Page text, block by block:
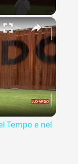
×
Tempo e nel